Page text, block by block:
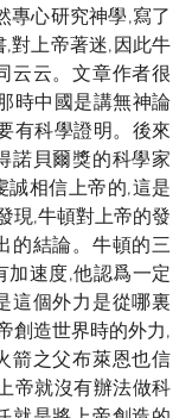
專心研究神學,寫了
對上帝著迷,因此牛
云云。文章作者很
時中國是講無神論
有科學證明。後來
諾貝爾獎的科學家
誠相信上帝的,這是
現,牛頓對上帝的發
的結論。牛頓的三
加速度,他認爲一定
這個外力是從哪裏
創造世界時的外力,
箭之父布萊恩也信
帝就沒有辦法做科